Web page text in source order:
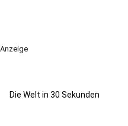
Anzeige
Die Welt in 30 Sekunden